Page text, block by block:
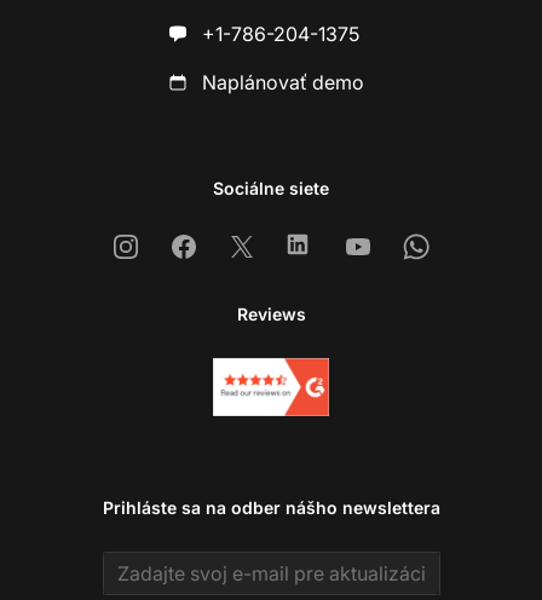
+1-786-204-1375
Naplánovať demo
Sociálne siete
InstagramFacebook
X LinkedinYoutubeWhatsapp
Reviews
Prihláste sa na odber nášho newslettera
Email address